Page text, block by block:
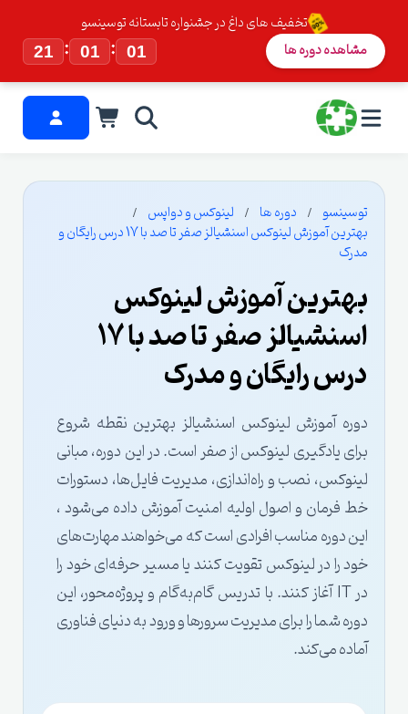
تخفیف های داغ در جشنواره تابستانه توسینسو
21
: 01 : 00 مشاهده دوره ها
توسینسو دوره ها
لینوکس و دواپس
بهترین آموزش لینوکس اسنشیالز صفر تا صد با 17 درس رایگان و
مدرک
بهترین آموزش لینوکس
اسنشیالز صفر تا صد با 17
درس رایگان و مدرک
دوره آموزش لینوکس اسنشیالز بهترین نقطه شروع
برای یادگیری لینوکس از صفر است. در این دوره، مبانی
لینوکس، نصب و راه‌اندازی، مدیریت فایل‌ها، دستورات
خط فرمان و اصول اولیه امنیت آموزش داده می‌شود ،
این دوره مناسب افرادی است که می‌خواهند مهارت‌های
خود را در لینوکس تقویت کنند یا مسیر حرفه‌ای خود را
در IT آغاز کنند. با تدریس گام‌به‌گام و پروژه‌محور، این
دوره شما را برای مدیریت سرورها و ورود به دنیای فناوری
آماده می‌کند.